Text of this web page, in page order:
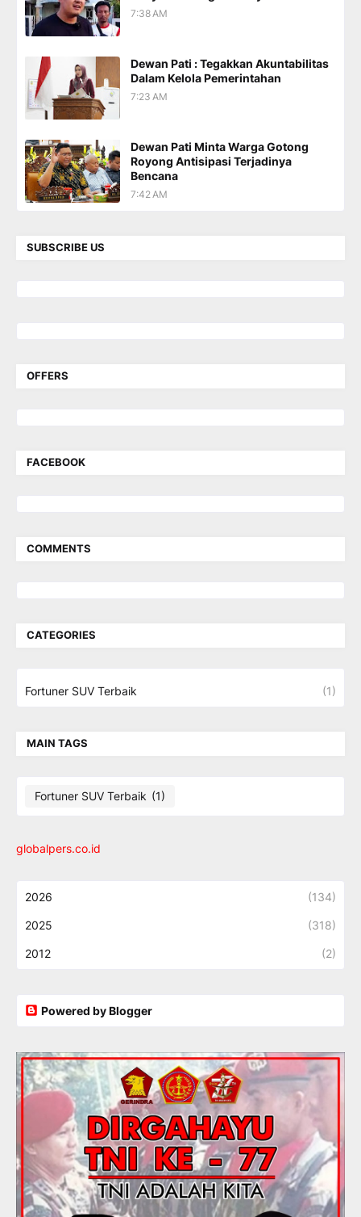
7:38 AM
Dewan Pati : Tegakkan Akuntabilitas
Dalam Kelola Pemerintahan
7:23 AM
Dewan Pati Minta Warga Gotong
Royong Antisipasi Terjadinya
Bencana
7:42 AM
SUBSCRIBE US
OFFERS
FACEBOOK
COMMENTS
CATEGORIES
Fortuner SUV Terbaik (1)
MAIN TAGS
Fortuner SUV Terbaik (1)
globalpers.co.id
2026 (134)
2025 (318)
2012 (2)
Powered by Blogger